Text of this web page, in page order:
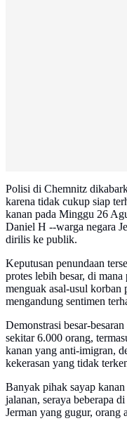
Polisi di Chemnitz
karena tidak cukup siap
kanan pada Minggu 26
Daniel H --warga negara
dirilis ke publik.
Keputusan penundaan
protes lebih besar, di
menguak asal-usul
mengandung sentimen
Demonstrasi besar-
sekitar 6.000 orang,
kanan yang anti-imigran,
kekerasan yang tidak
Banyak pihak sayap kanan
jalanan, seraya beberapa
Jerman yang gugur, orang